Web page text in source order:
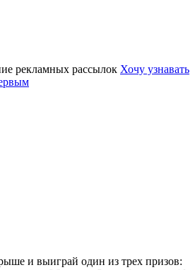
рекламных рассылок Хочу узнавать
и выиграй один из трех призов: